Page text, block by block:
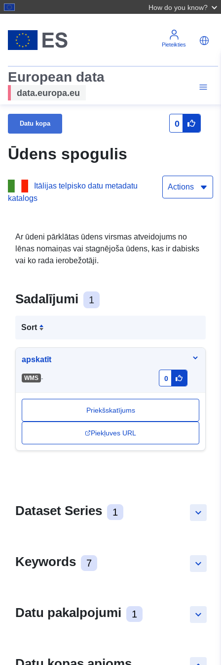
How do you know?
Pieteikties
European data
data.europa.eu
Datu kopa 0
Ūdens spogulis
Itālijas telpisko datu metadatu
katalogs
Actions
Ar ūdeni pārklātas ūdens virsmas atveidojums no
lēnas nomaiņas vai stagnējoša ūdens, kas ir dabisks
vai ko rada ierobežotāji.
Sadalījumi 1
Sort
apskatīt
WMS - 0
Priekšskatījums
Piekļuves URL
keyboard_arrow_down
Dataset Series 1
keyboard_arrow_down
Keywords 7
keyboard_arrow_down
Datu pakalpojumi 1